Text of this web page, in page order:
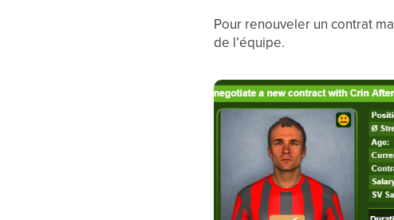
Pour renouveler un contrat
de l’équipe.